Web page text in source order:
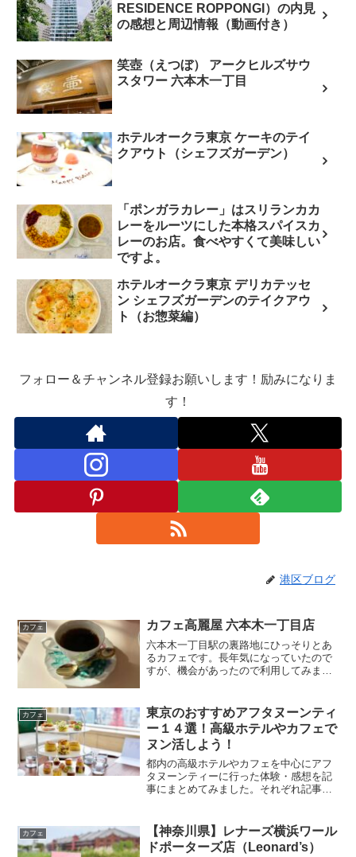
RESIDENCE ROPPONGI）の内見
の感想と周辺情報（動画付き）
笑壺（えつぼ） アークヒルズサウ
スタワー 六本木一丁目
ホテルオークラ東京 ケーキのテイ
クアウト（シェフズガーデン）
「ポンガラカレー」はスリランカカ
レーをルーツにした本格スパイスカ
レーのお店。食べやすくて美味しい
ですよ。
ホテルオークラ東京 デリカテッセ
ン シェフズガーデンのテイクアウ
ト（お惣菜編）
フォロー＆チャンネル登録お願いします！励みになりま
す！
港区ブログ
カフェ カフェ高麗屋 六本木一丁目店
六本木一丁目駅の裏路地にひっそりとあ
るカフェです。長年気になっていたので
すが、機会があったので利用してみまし
いタイプのお店かと思います。イメージ
的には温泉旅街とかにあり...
カフェ
東京のおすすめアフタヌーンティ
ー１４選！高級ホテルやカフェで
ヌン活しよう！
都内の高級ホテルやカフェを中心にアフ
タヌーンティーに行った体験・感想を記
事にまとめてみました。それぞれ記事内
真付きでご紹介しています。アフタヌー
ンティーはどこのお店もシ...
カフェ
【神奈川県】レナーズ横浜ワール
ドポーターズ店（Leonard’s）